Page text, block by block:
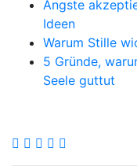
Ängste
Ideen
Warum Stille
5 Gründe,
Seele guttut